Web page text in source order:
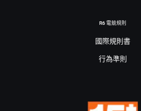
R6 電競規則
國際規則書
行為準則